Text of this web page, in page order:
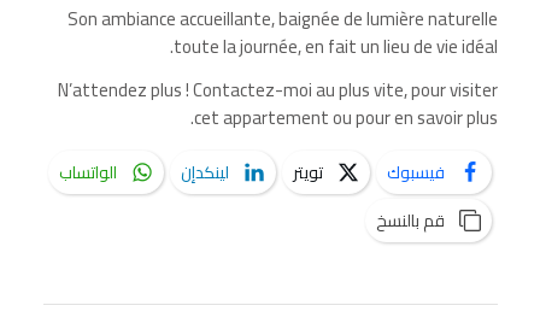
Son ambiance accueillante, baignée de lumière naturelle
toute la journée, en fait un lieu de vie idéal.
N’attendez plus ! Contactez-moi au plus vite, pour visiter
cet appartement ou pour en savoir plus.
فيسبوك تويتر لينكدإن
الواتساب
قم بالنسخ